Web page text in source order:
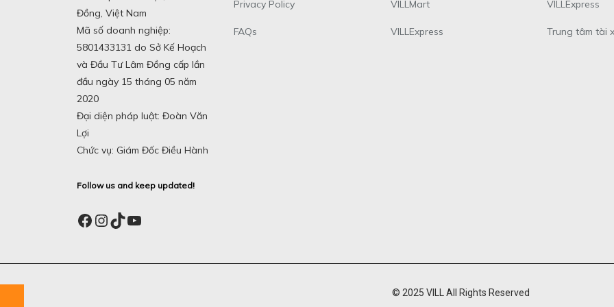
Đồng, Việt Nam
Mã số doanh nghiệp:
5801433131 do Sở Kế Hoạch
và Đầu Tư Lâm Đồng cấp lần
đầu ngày 15 tháng 05 năm
2020
Đại diện pháp luật: Đoàn Văn
Lợi
Chức vụ: Giám Đốc Điều Hành
Follow us and keep updated!
Facebook
Instagram
TikTok
YouTube
Privacy Policy
FAQs
VILLMart
VILLExpress
VILLExpress
Trung tâm tài
© 2025 VILL All Rights Reserved